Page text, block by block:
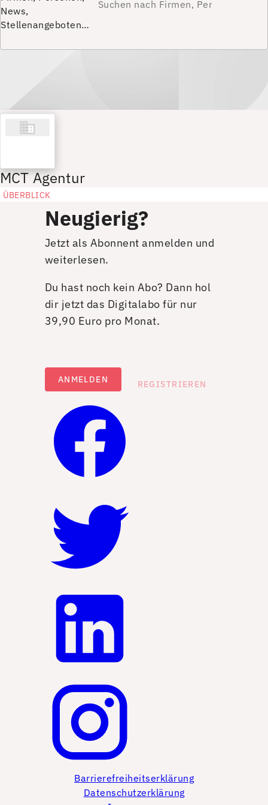
News,
Stellenangeboten…
MCT Agentur
ÜBERBLICK
Neugierig?
Jetzt als Abonnent anmelden und
weiterlesen.
Du hast noch kein Abo? Dann hol
dir jetzt das Digitalabo für nur
39,90 Euro pro Monat.
ANMELDEN REGISTRIEREN
Barrierefreiheitserklärung
Datenschutzerklärung